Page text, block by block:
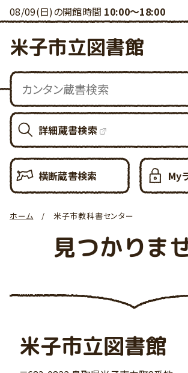
08/09(日)の開館時間 10:00～18:00
米子市立図書館
詳細蔵書検索
横断蔵書検索 My
ホーム 米子市教科書センター
見つかりま
米子市立図書館